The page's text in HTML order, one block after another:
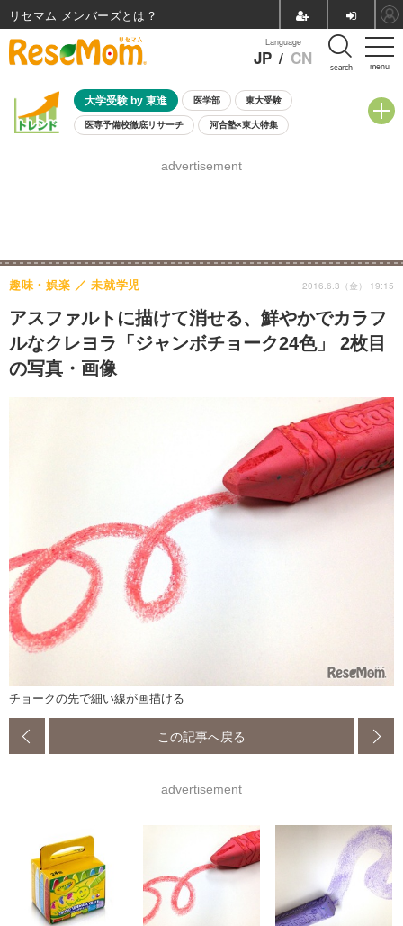
menu
Language
JP / CN search
大学受験 by 東進 医学部 東大受験
医専予備校徹底リサーチ 河合塾×東大特集
8月開催学校説明会・相談会
advertisement
アスファルトに描けて消せる、鮮やかでカラフ
ルなクレヨラ「ジャンボチョーク24色」 2枚目
の写真・画像
趣味・娯楽 未就学児 2016.6.3（金） 19:15
チョークの先で細い線が画描ける
この記事へ戻る
advertisement
リセマム メンバーズ